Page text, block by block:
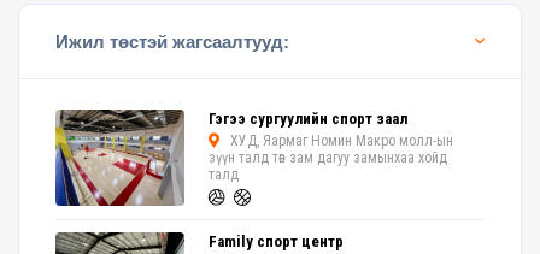
Ижил төстэй жагсаалтууд:
Гэгээ сургуулийн спорт заал
ХУД, Яармаг Номин Макро молл-ын
зүүн талд төв зам дагуу замынхаа хойд
талд
Family спорт центр